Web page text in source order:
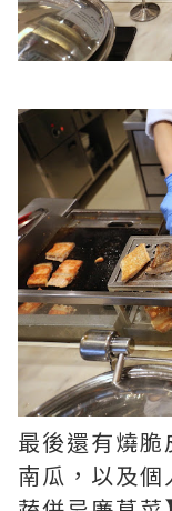
最後還有燒
南瓜，以及